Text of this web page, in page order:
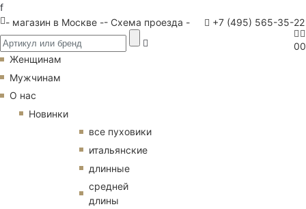
f
- магазин в Москве -- Схема проезда - +7 (495) 565-35-22
00
Женщинам
Мужчинам
О нас
Новинки
все пуховики
итальянские
длинные
средней
длины